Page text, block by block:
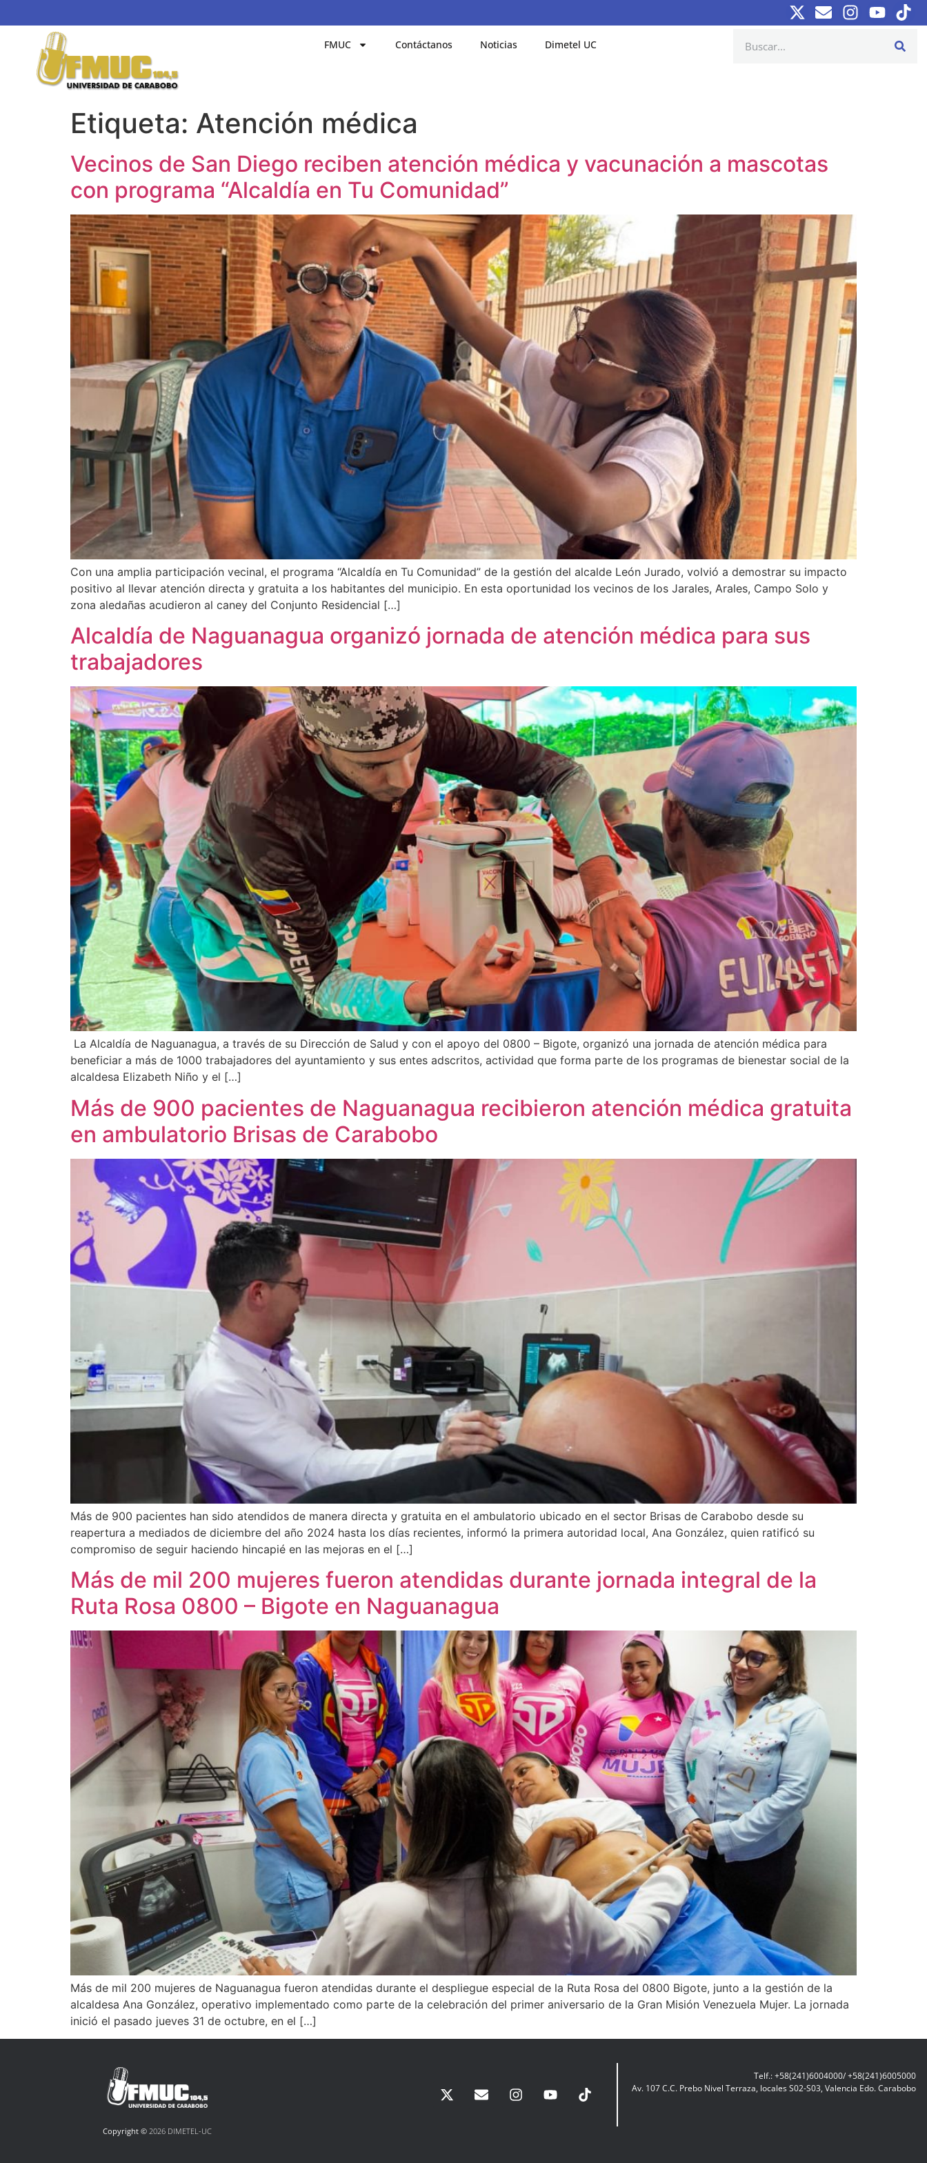
FMUC Contáctanos Noticias Dimetel UC
Etiqueta: Atención médica
Vecinos de San Diego reciben atención médica y vacunación a mascotas
con programa “Alcaldía en Tu Comunidad”
Con una amplia participación vecinal, el programa “Alcaldía en Tu Comunidad” de la gestión del alcalde León Jurado, volvió a demostrar su impacto
positivo al llevar atención directa y gratuita a los habitantes del municipio. En esta oportunidad los vecinos de los Jarales, Arales, Campo Solo y
zona aledañas acudieron al caney del Conjunto Residencial […]
Alcaldía de Naguanagua organizó jornada de atención médica para sus
trabajadores
La Alcaldía de Naguanagua, a través de su Dirección de Salud y con el apoyo del 0800 – Bigote, organizó una jornada de atención médica para
beneficiar a más de 1000 trabajadores del ayuntamiento y sus entes adscritos, actividad que forma parte de los programas de bienestar social de la
alcaldesa Elizabeth Niño y el […]
Más de 900 pacientes de Naguanagua recibieron atención médica gratuita
en ambulatorio Brisas de Carabobo
Más de 900 pacientes han sido atendidos de manera directa y gratuita en el ambulatorio ubicado en el sector Brisas de Carabobo desde su
reapertura a mediados de diciembre del año 2024 hasta los días recientes, informó la primera autoridad local, Ana González, quien ratificó su
compromiso de seguir haciendo hincapié en las mejoras en el […]
Más de mil 200 mujeres fueron atendidas durante jornada integral de la
Ruta Rosa 0800 – Bigote en Naguanagua
Más de mil 200 mujeres de Naguanagua fueron atendidas durante el despliegue especial de la Ruta Rosa del 0800 Bigote, junto a la gestión de la
alcaldesa Ana González, operativo implementado como parte de la celebración del primer aniversario de la Gran Misión Venezuela Mujer. La jornada
inició el pasado jueves 31 de octubre, en el […]
Copyright ©2026 DIMETEL-UC
Telf.: +58(241)6004000/ +58(241)6005000
Av. 107 C.C. Prebo Nivel Terraza, locales S02-S03, Valencia Edo. Carabobo